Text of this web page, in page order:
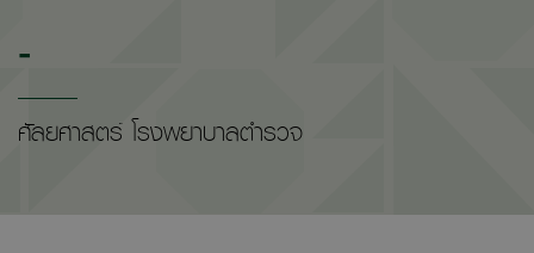
-
ศัลยศาสตร์ โรงพยาบาลตำรวจ